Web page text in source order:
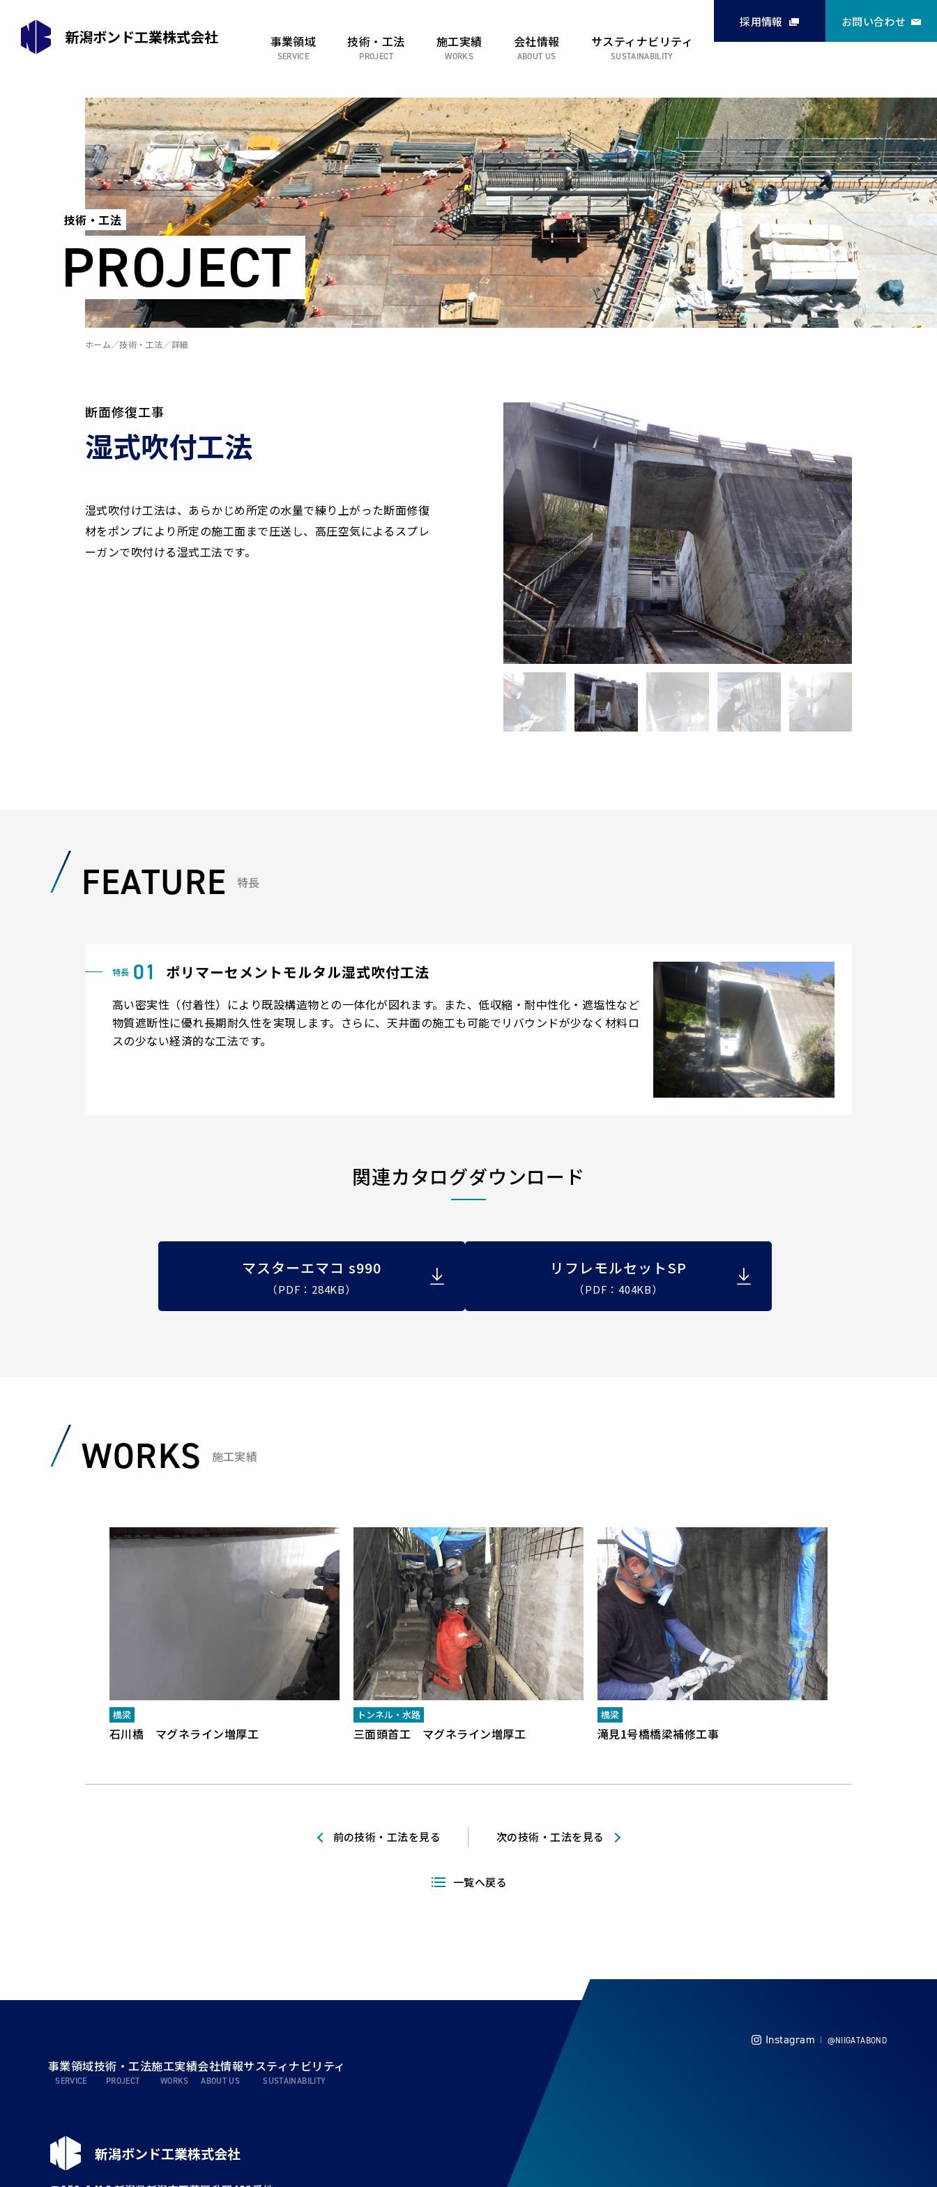
新潟ボンド工業株式会社 事業領域 技術・工法 施工実績 会社情報
採用情報 お問い合わせ
サスティナビリティ
技術・工法
PROJECT
ホーム 技術・工法 詳細
断面修復工事
湿式吹付工法
湿式吹付け工法は、あらかじめ所定の水量で練り上がった断面修復
材をポンプにより所定の施工面まで圧送し、高圧空気によるスプレ
ーガンで吹付ける湿式工法です。
FEATURE 特長
ポリマーセメントモルタル湿式吹付工法
高い密実性（付着性）により既設構造物との一体化が図れます。また、低収縮・耐中性化・遮塩性など
物質遮断性に優れ長期耐久性を実現します。さらに、天井面の施工も可能でリバウンドが少なく材料ロ
スの少ない経済的な工法です。
関連カタログダウンロード
マスターエマコ s990
（PDF：284KB）
リフレモルセットSP
（PDF：404KB）
WORKS 施工実績
橋梁
石川橋 マグネライン増厚工
トンネル・水路
三面頭首工 マグネライン増厚工
橋梁
滝見1号橋橋梁補修工事
前の技術・工法を見る 次の技術・工法を見る
一覧へ戻る
事業領域技術・工法施工実績会社情報サスティナビリティ
新潟ボンド工業株式会社
Instagram @NIIGATABOND